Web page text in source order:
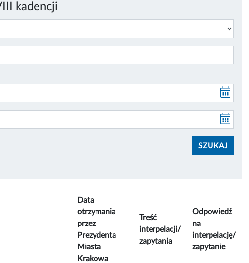
kadencji
Data
otrzymania
przez
Prezydenta
Miasta
Krakowa
Treść
interpelacji/
zapytania
Odpowiedź
na
interpelację/
zapytanie